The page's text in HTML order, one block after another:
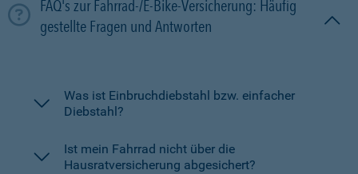
FAQ's zur Fahrrad-/E-Bike-Versicherung: Häufig
gestellte Fragen und Antworten
Was ist Einbruchdiebstahl bzw. einfacher
Diebstahl?
Ist mein Fahrrad nicht über die
Hausratversicherung abgesichert?